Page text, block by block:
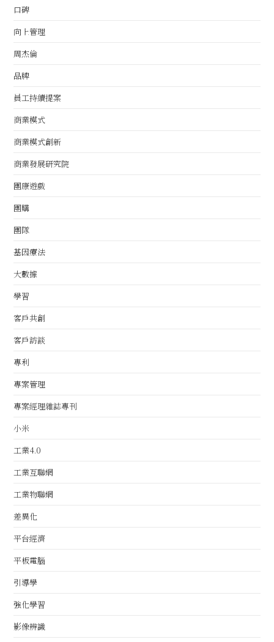
口碑
向上管理
周杰倫
品牌
員工持續提案
商業模式
商業模式創新
商業發展研究院
團康遊戲
團購
團隊
基因療法
大數據
學習
客戶共創
客戶訪談
專利
專案管理
專案經理雜誌專刊
小米
工業4.0
工業互聯網
工業物聯網
差異化
平台經濟
平板電腦
引導學
強化學習
影像辨識